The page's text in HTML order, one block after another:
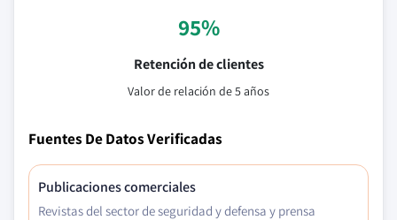
95%
Retención de clientes
Valor de relación de 5 años
Fuentes De Datos Verificadas
Publicaciones comerciales
Revistas del sector de seguridad y defensa y prensa